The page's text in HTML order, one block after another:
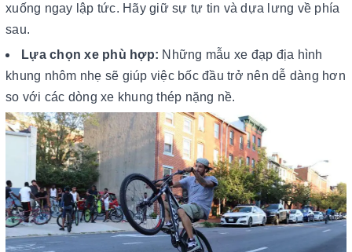
xuống ngay lập tức. Hãy giữ sự tự tin và dựa lưng về phía
sau.
Lựa chọn xe phù hợp: Những mẫu xe đạp địa hình
khung nhôm nhẹ sẽ giúp việc bốc đầu trở nên dễ dàng hơn
so với các dòng xe khung thép nặng nề.